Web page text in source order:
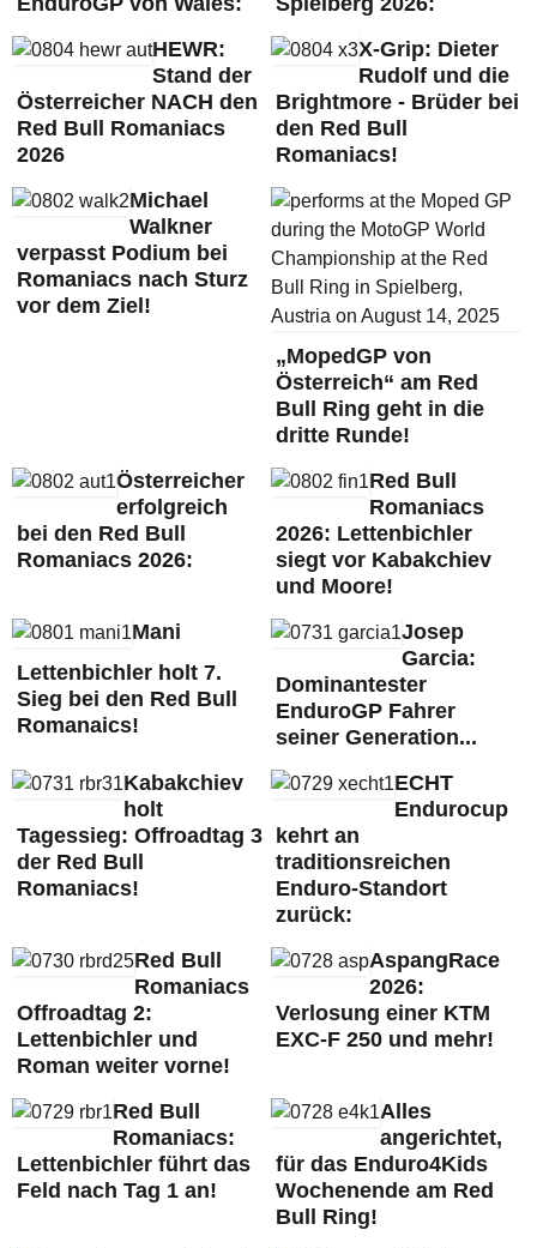
HEWR:
Stand der
Österreicher NACH den
Red Bull Romaniacs
2026
X-Grip: Dieter
Rudolf und die
Brightmore - Brüder bei
den Red Bull
Romaniacs!
Michael
Walkner
verpasst Podium bei
Romaniacs nach Sturz
vor dem Ziel!
„MopedGP von
Österreich“ am Red
Bull Ring geht in die
dritte Runde!
Österreicher
erfolgreich
bei den Red Bull
Romaniacs 2026:
Red Bull
Romaniacs
2026: Lettenbichler
siegt vor Kabakchiev
und Moore!
Mani
Lettenbichler holt 7.
Sieg bei den Red Bull
Romanaics!
Josep
Garcia:
Dominantester
EnduroGP Fahrer
seiner Generation...
Kabakchiev
holt
Tagessieg: Offroadtag 3
der Red Bull
Romaniacs!
ECHT
Endurocup
kehrt an
traditionsreichen
Enduro-Standort
zurück:
Red Bull
Romaniacs
Offroadtag 2:
Lettenbichler und
Roman weiter vorne!
AspangRace
2026:
Verlosung einer KTM
EXC-F 250 und mehr!
Red Bull
Romaniacs:
Lettenbichler führt das
Feld nach Tag 1 an!
Alles
angerichtet,
für das Enduro4Kids
Wochenende am Red
Bull Ring!